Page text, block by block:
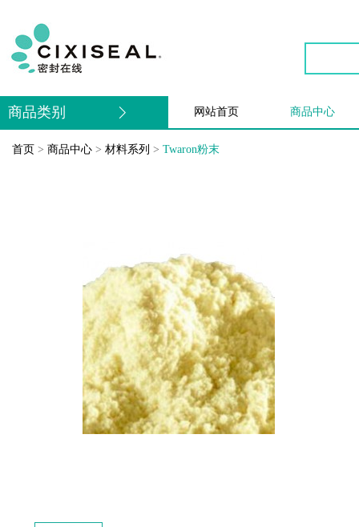
商品类别 网站首页 商品中心
首页 > 商品中心 > 材料系列 > Twaron粉末